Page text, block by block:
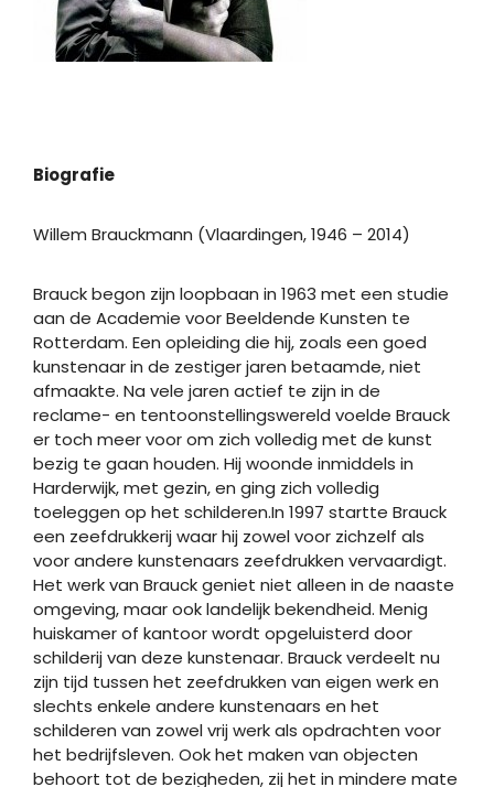
Biografie
Willem Brauckmann (Vlaardingen, 1946 – 2014)
Brauck begon zijn loopbaan in 1963 met een studie
aan de Academie voor Beeldende Kunsten te
Rotterdam. Een opleiding die hij, zoals een goed
kunstenaar in de zestiger jaren betaamde, niet
afmaakte. Na vele jaren actief te zijn in de
reclame- en tentoonstellingswereld voelde Brauck
er toch meer voor om zich volledig met de kunst
bezig te gaan houden. Hij woonde inmiddels in
Harderwijk, met gezin, en ging zich volledig
toeleggen op het schilderen.In 1997 startte Brauck
een zeefdrukkerij waar hij zowel voor zichzelf als
voor andere kunstenaars zeefdrukken vervaardigt.
Het werk van Brauck geniet niet alleen in de naaste
omgeving, maar ook landelijk bekendheid. Menig
huiskamer of kantoor wordt opgeluisterd door
schilderij van deze kunstenaar. Brauck verdeelt nu
zijn tijd tussen het zeefdrukken van eigen werk en
slechts enkele andere kunstenaars en het
schilderen van zowel vrij werk als opdrachten voor
het bedrijfsleven. Ook het maken van objecten
behoort tot de bezigheden, zij het in mindere mate